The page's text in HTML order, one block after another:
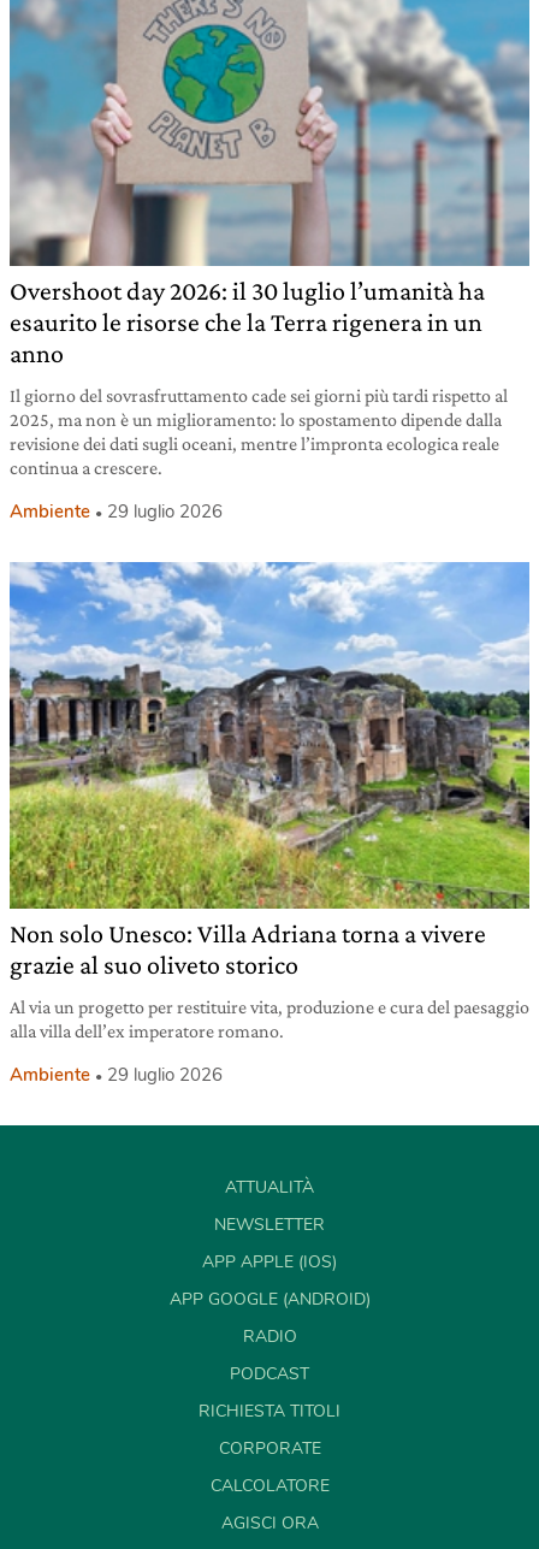
Overshoot day 2026: il 30 luglio l’umanità ha
esaurito le risorse che la Terra rigenera in un
anno
Il giorno del sovrasfruttamento cade sei giorni più tardi rispetto al
2025, ma non è un miglioramento: lo spostamento dipende dalla
revisione dei dati sugli oceani, mentre l’impronta ecologica reale
continua a crescere.
Ambiente 29 luglio 2026
Non solo Unesco: Villa Adriana torna a vivere
grazie al suo oliveto storico
Al via un progetto per restituire vita, produzione e cura del paesaggio
alla villa dell’ex imperatore romano.
Ambiente 29 luglio 2026
ATTUALITÀ
NEWSLETTER
APP APPLE (IOS)
APP GOOGLE (ANDROID)
RADIO
PODCAST
RICHIESTA TITOLI
CORPORATE
CALCOLATORE
AGISCI ORA